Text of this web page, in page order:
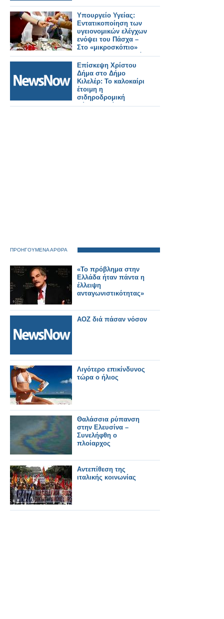
Υπουργείο Υγείας:
Εντατικοποίηση των
υγειονομικών ελέγχων
ενόψει του Πάσχα –
Στο «μικροσκόπιο»
και τα σαρακοστιανά
Επίσκεψη Χρίστου
Δήμα στο Δήμο
Κιλελέρ: Το καλοκαίρι
έτοιμη η
σιδηροδρομική
σύνδεση Λάρισας-
ΠΡΟΗΓΟΥΜΕΝΑ ΑΡΘΡΑ
«Το πρόβλημα στην
Ελλάδα ήταν πάντα η
έλλειψη
ανταγωνιστικότητας»
ΑΟΖ διά πάσαν νόσον
Λιγότερο επικίνδυνος
τώρα ο ήλιος
Θαλάσσια ρύπανση
στην Ελευσίνα –
Συνελήφθη ο
πλοίαρχος
Αντεπίθεση της
ιταλικής κοινωνίας